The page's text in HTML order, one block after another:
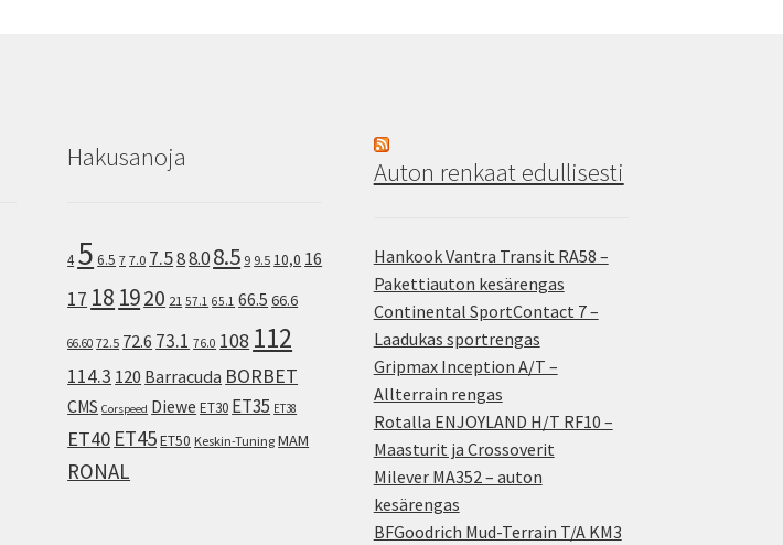
Hakusanoja
4 5 6.5 7 7.0 7.588.08.5 9 9.5 10,0 16
17 18 1920 21 57.1 65.1 66.5 66.6
66.60 72.5 72.6 73.1 76.0 108 112
114.3 120 Barracuda BORBET
CMS Corspeed Diewe ET30 ET35 ET38
ET40 ET45ET50 Keskin-Tuning MAM
RONAL
Auton renkaat edullisesti
Hankook Vantra Transit RA58 –
Pakettiauton kesärengas
Continental SportContact 7 –
Laadukas sportrengas
Gripmax Inception A/T –
Allterrain rengas
Rotalla ENJOYLAND H/T RF10 –
Maasturit ja Crossoverit
Milever MA352 – auton
kesärengas
BFGoodrich Mud-Terrain T/A KM3